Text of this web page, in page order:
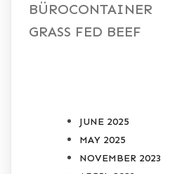
BÜROCONTAINER
GRASS FED BEEF
JUNE 2025
MAY 2025
NOVEMBER 2023